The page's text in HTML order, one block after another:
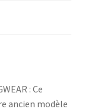
: Ce
ancien modèle